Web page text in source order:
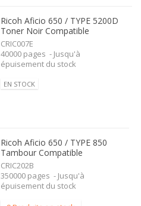
Ricoh Aficio 650 / TYPE 5200D
Toner Noir Compatible
CRIC007E
40000 pages - Jusqu'à
épuisement du stock
EN STOCK
Ricoh Aficio 650 / TYPE 850
Tambour Compatible
CRIC202B
350000 pages - Jusqu'à
épuisement du stock